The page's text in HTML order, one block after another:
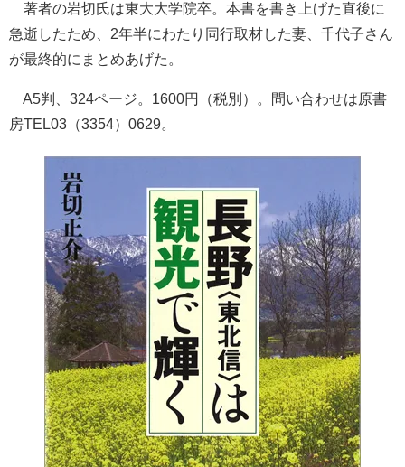
著者の岩切氏は東大大学院卒。本書を書き上げた直後に
急逝したため、2年半にわたり同行取材した妻、千代子さん
が最終的にまとめあげた。
A5判、324ページ。1600円（税別）。問い合わせは原書
房TEL03（3354）0629。